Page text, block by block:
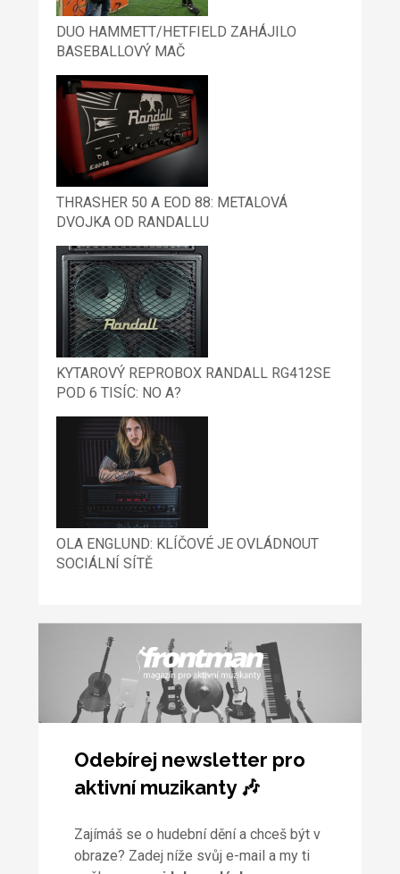
DUO HAMMETT/HETFIELD ZAHÁJILO
BASEBALLOVÝ MAČ
THRASHER 50 A EOD 88: METALOVÁ
DVOJKA OD RANDALLU
KYTAROVÝ REPROBOX RANDALL RG412SE
POD 6 TISÍC: NO A?
OLA ENGLUND: KLÍČOVÉ JE OVLÁDNOUT
SOCIÁLNÍ SÍTĚ
Odebírej newsletter pro
aktivní muzikanty 🎶
Zajímáš se o hudební dění a chceš být v
obraze? Zadej níže svůj e-mail a my ti